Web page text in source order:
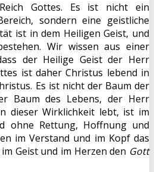
Gottes. Es ist nicht ein
sondern eine geistliche
ist in dem Heiligen Geist, und
Wir wissen aus einer
der Heilige Geist der Herr
ist daher Christus lebend in
Es ist nicht der Baum der
Baum des Lebens, der Herr
dieser Wirklichkeit lebt, ist im
ohne Rettung, Hoffnung und
im Verstand und im Kopf das
Geist und im Herzen den Gott